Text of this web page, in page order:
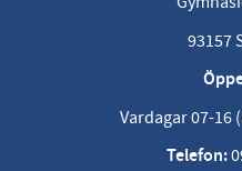
93157
Vardagar 07-16
Telefon: